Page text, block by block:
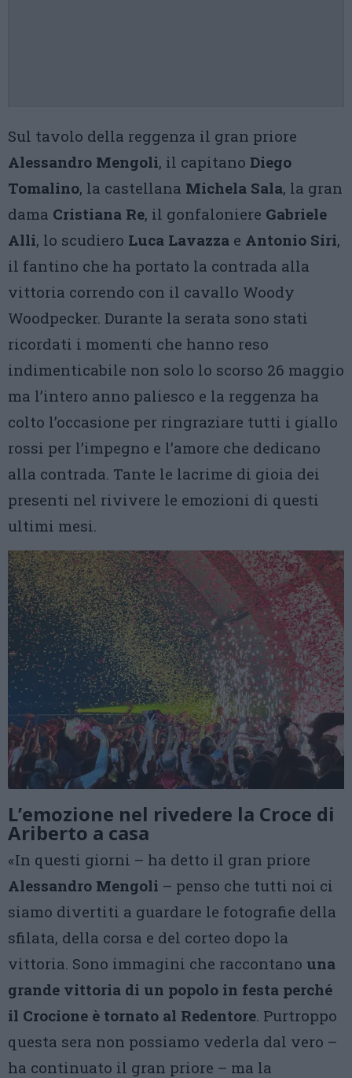
Sul tavolo della reggenza il gran priore
Alessandro Mengoli, il capitano Diego
Tomalino, la castellana Michela Sala, la gran
dama Cristiana Re, il gonfaloniere Gabriele
Alli, lo scudiero Luca Lavazza e Antonio Siri,
il fantino che ha portato la contrada alla
vittoria correndo con il cavallo Woody
Woodpecker. Durante la serata sono stati
ricordati i momenti che hanno reso
indimenticabile non solo lo scorso 26 maggio
ma l’intero anno paliesco e la reggenza ha
colto l’occasione per ringraziare tutti i giallo
rossi per l’impegno e l’amore che dedicano
alla contrada. Tante le lacrime di gioia dei
presenti nel rivivere le emozioni di questi
ultimi mesi.
L’emozione nel rivedere la Croce di
Ariberto a casa
«In questi giorni – ha detto il gran priore
Alessandro Mengoli – penso che tutti noi ci
siamo divertiti a guardare le fotografie della
sfilata, della corsa e del corteo dopo la
vittoria. Sono immagini che raccontano una
grande vittoria di un popolo in festa perché
il Crocione è tornato al Redentore. Purtroppo
questa sera non possiamo vederla dal vero –
ha continuato il gran priore – ma la